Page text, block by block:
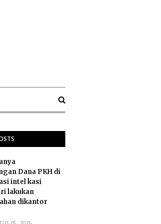
Dana PKH di
intel kasi
lakukan
dikantor